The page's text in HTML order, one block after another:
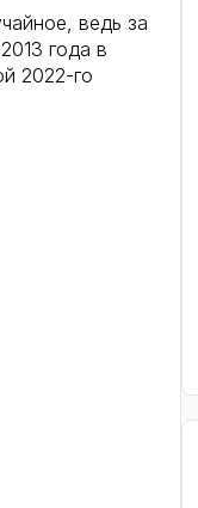
ведь за
года в
2022-го